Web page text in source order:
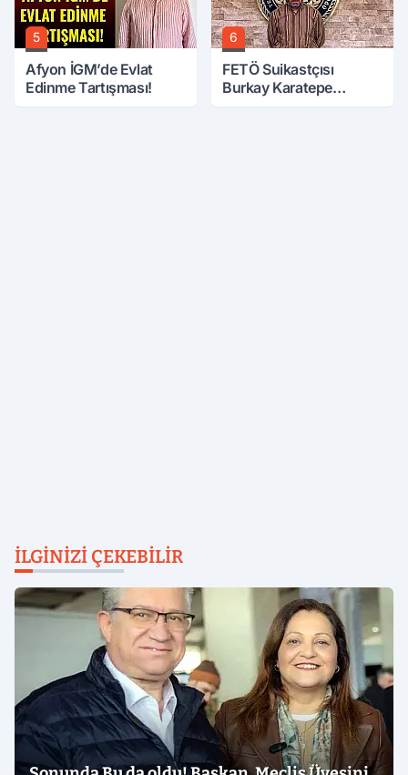
5
Afyon İGM’de Evlat
Edinme Tartışması!
6
FETÖ Suikastçısı
Burkay Karatepe
İLGINIZI ÇEKEBILIR